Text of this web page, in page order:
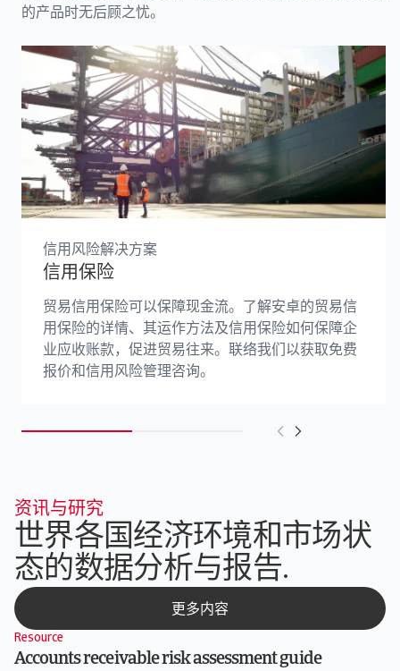
的产品时无后顾之忧。
信用风险解决方案
信用保险
贸易信用保险可以保障现金流。了解安卓的贸易信
用保险的详情、其运作方法及信用保险如何保障企
业应收账款，促进贸易往来。联络我们以获取免费
报价和信用风险管理咨询。
资讯与研究
世界各国经济环境和市场状
态的数据分析与报告.
更多内容
Resource
Accounts receivable risk assessment guide